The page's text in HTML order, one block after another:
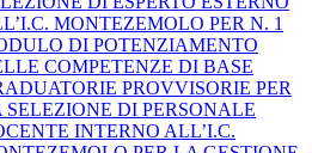
MONTEZEMOLO PER N. 1
DI POTENZIAMENTO
COMPETENZE DI BASE
PROVVISORIE PER
SELEZIONE DI PERSONALE
INTERNO ALL’I.C.